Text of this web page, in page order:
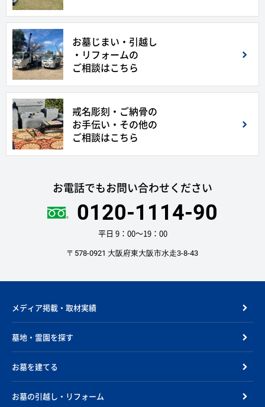
お墓じまい・引越し
・リフォームの
ご相談はこちら
戒名彫刻・ご納骨の
お手伝い・その他の
ご相談はこちら
お電話でもお問い合わせください
0120-1114-90
平日 9：00〜19：00
〒578-0921 大阪府東大阪市水走3-8-43
メディア掲載・取材実績
墓地・霊園を探す
お墓を建てる
お墓の引越し・リフォーム